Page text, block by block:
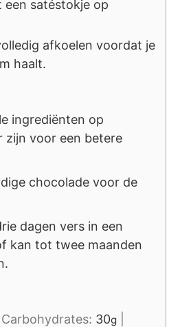
satéstokje op
afkoelen voordat je
haalt.
ingrediënten op
zijn voor een betere
chocolade voor de
dagen vers in een
kan tot twee maanden
Carbohydrates: 30g